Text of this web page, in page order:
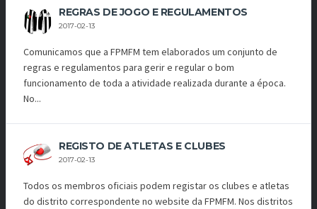
REGRAS DE JOGO E REGULAMENTOS
2017-02-13
Comunicamos que a FPMFM tem elaborados um conjunto de
regras e regulamentos para gerir e regular o bom
funcionamento de toda a atividade realizada durante a época.
No...
REGISTO DE ATLETAS E CLUBES
2017-02-13
Todos os membros oficiais podem registar os clubes e atletas
do distrito correspondente no website da FPMFM. Nos distritos